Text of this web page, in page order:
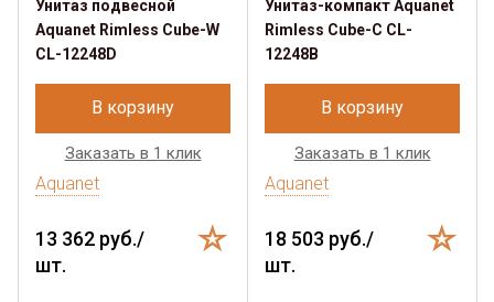
Унитаз подвесной
Aquanet Rimless Cube-W
CL-12248D
В корзину
Заказать в 1 клик
Aquanet
13 362 руб./
шт.
Унитаз-компакт Aquanet
Rimless Cube-C CL-
12248B
В корзину
Заказать в 1 клик
Aquanet
18 503 руб./
шт.